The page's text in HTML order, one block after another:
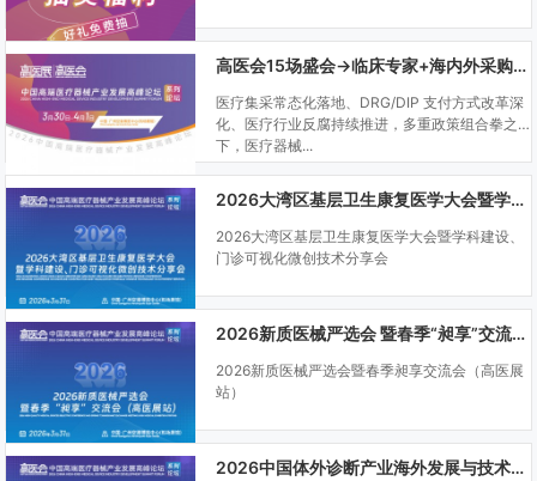
高医会15场盛会→临床专家+海内外采购商双向对接
医疗集采常态化落地、DRG/DIP 支付方式改革深
化、医疗行业反腐持续推进，多重政策组合拳之
下，医疗器械...
2026大湾区基层卫生康复医学大会暨学科建设、门诊可视化微创技术分享会
2026大湾区基层卫生康复医学大会暨学科建设、
门诊可视化微创技术分享会
2026新质医械严选会 暨春季“昶享”交流会（高医展站）
2026新质医械严选会暨春季昶享交流会（高医展
站）
2026中国体外诊断产业海外发展与技术创新大会